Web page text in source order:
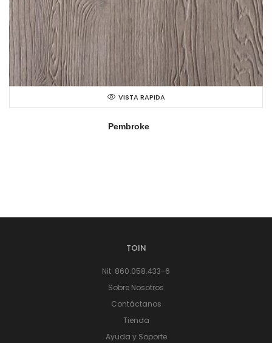
VISTA RAPIDA
Pembroke
TOIN
Nit: 860.058.433-6
Sobre Nosotros
Contáctanos
Tienda
Ayuda y Soporte